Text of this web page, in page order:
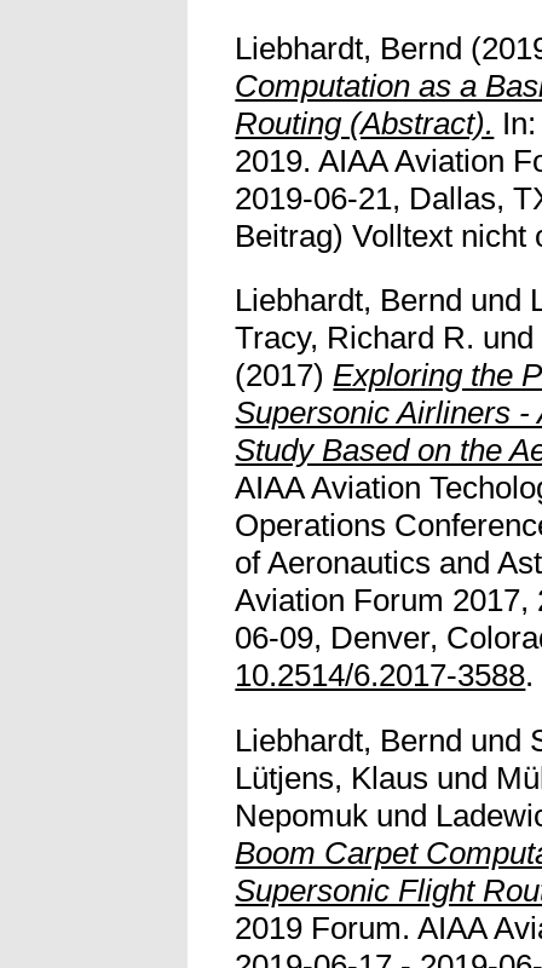
Liebhardt, Bernd
Computation as a
Routing (Abstract).
2019. AIAA Aviation
2019-06-21, Dallas,
Beitrag) Volltext nicht
Liebhardt, Bernd und
Tracy, Richard R. und
(2017)Exploring the
Supersonic Airliners -
Study Based on the
AIAA Aviation
Operations
of Aeronautics and
Aviation Forum 2017,
06-09, Denver,
10.2514/6.2017-3588.
Liebhardt, Bernd und
Lütjens, Klaus und
Nepomuk und
Boom Carpet
Supersonic Flight
2019 Forum. AIAA